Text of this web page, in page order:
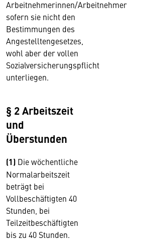
Arbeitnehmerinnen/Arbeitnehmer
sofern sie nicht den
Bestimmungen des
Angestelltengesetzes,
wohl aber der vollen
Sozialversicherungspflicht
unterliegen.
§ 2 Arbeitszeit
und
Überstunden
(1) Die wöchentliche
Normalarbeitszeit
beträgt bei
Vollbeschäftigten 40
Stunden, bei
Teilzeitbeschäftigten
bis zu 40 Stunden.